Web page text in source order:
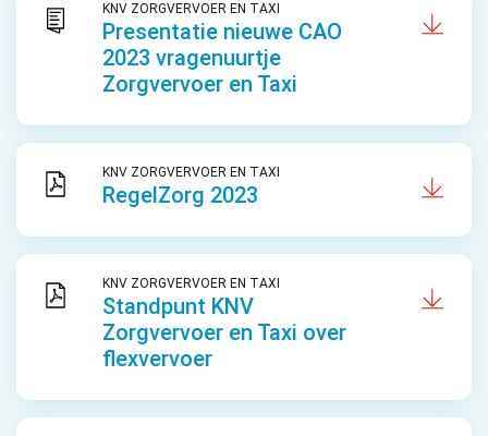
KNV ZORGVERVOER EN TAXI
Presentatie nieuwe CAO
2023 vragenuurtje
Zorgvervoer en Taxi
KNV ZORGVERVOER EN TAXI
RegelZorg 2023
KNV ZORGVERVOER EN TAXI
Standpunt KNV
Zorgvervoer en Taxi over
flexvervoer